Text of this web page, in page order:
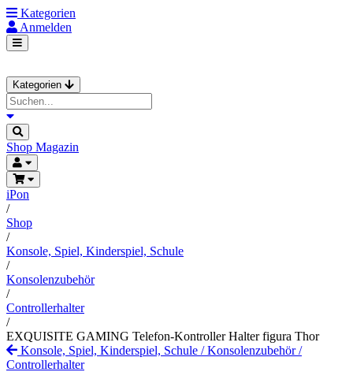
Kategorien
Anmelden
Kategorien
Shop Magazin
iPon
/
Shop
/
Konsole, Spiel, Kinderspiel, Schule
/
Konsolenzubehör
/
Controllerhalter
/
EXQUISITE GAMING Telefon-Kontroller Halter figura Thor
Konsole, Spiel, Kinderspiel, Schule /Konsolenzubehör/
Controllerhalter